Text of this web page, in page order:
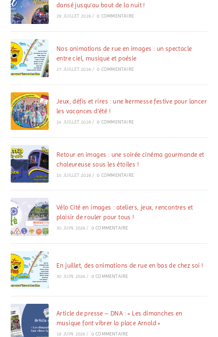
dansé jusqu’au bout de la nuit !
29 JUILLET 2026 / 0 COMMENTAIRE
Nos animations de rue en images : un spectacle
entre ciel, musique et poésie
27 JUILLET 2026 / 0 COMMENTAIRE
Jeux, défis et rires : une kermesse festive pour lancer
les vacances d’été !
24 JUILLET 2026 / 0 COMMENTAIRE
Retour en images : une soirée cinéma gourmande et
chaleureuse sous les étoiles !
10 JUILLET 2026 / 0 COMMENTAIRE
Vélo Cité en images : ateliers, jeux, rencontres et
plaisir de rouler pour tous !
30 JUIN 2026 / 0 COMMENTAIRE
En juillet, des animations de rue en bas de chez soi !
30 JUIN 2026 / 0 COMMENTAIRE
Article de presse – DNA : « Les dimanches en
musique font vibrer la place Arnold »
19 JUIN 2026 / 0 COMMENTAIRE